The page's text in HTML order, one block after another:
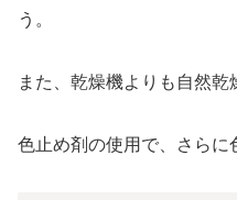
う。
また、乾燥機よりも自然乾
色止め剤の使用で、さらに